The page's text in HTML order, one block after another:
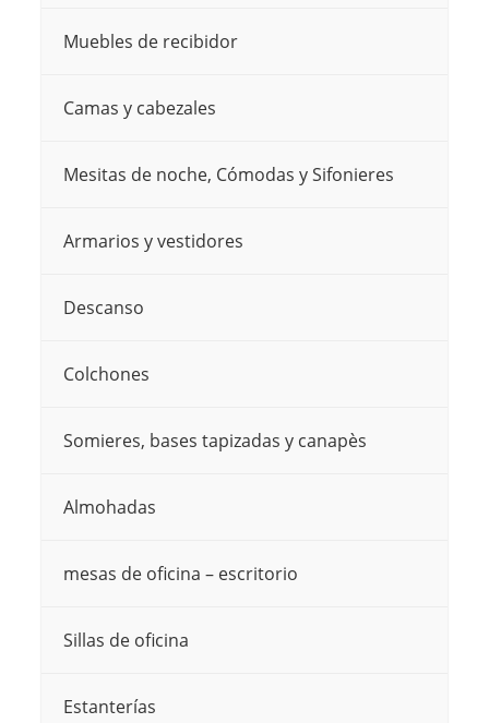
de
Muebles de recibidor
Camas y cabezales
Mesitas de noche, Cómodas y Sifonieres
Armarios y vestidores
Descanso
Colchones
Somieres, bases tapizadas y canapès
Almohadas
mesas de oficina – escritorio
Sillas de oficina
Estanterías